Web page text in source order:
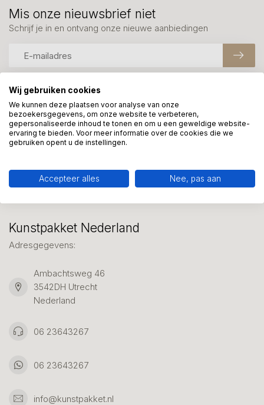
Meer informatie?
We helpen graag met uw keuze of geven advies, bel of app
ons 7 dagen per week: 06-23643267
Mis onze nieuwsbrief niet
Schrijf je in en ontvang onze nieuwe aanbiedingen
Kunstpakket Nederland
Adresgegevens:
Ambachtsweg 46
3542DH Utrecht
Nederland
06 23643267
06 23643267
info@kunstpakket.nl
Wij gebruiken cookies
We kunnen deze plaatsen voor analyse van onze
bezoekersgegevens, om onze website te verbeteren,
gepersonaliseerde inhoud te tonen en om u een geweldige website-
ervaring te bieden. Voor meer informatie over de cookies die we
gebruiken opent u de instellingen.
Accepteer alles Nee, pas aan